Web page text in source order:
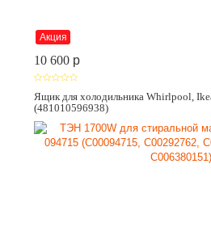
Акция
10 600 p
Ящик для холодильника Whirlpool,
(481010596938)